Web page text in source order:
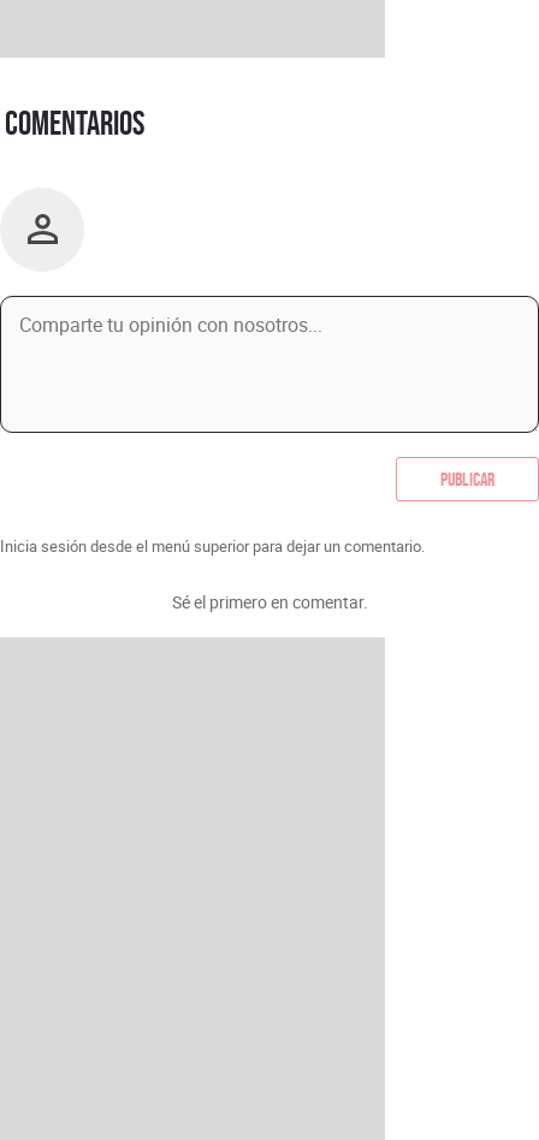
Comentarios
Publicar
Inicia sesión desde el menú superior para dejar un comentario.
Sé el primero en comentar.